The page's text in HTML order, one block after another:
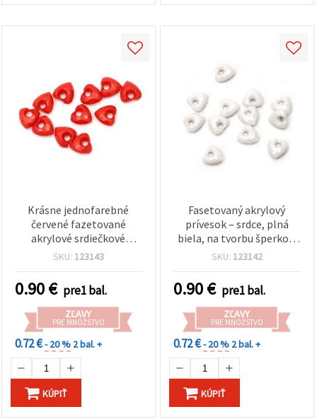
Krásne jednofarebné
červené fazetované
akrylové srdiečkové
prívesky, 13×13×7 mm,
ks), ideálne na
romantické náramky a
kreatívnu bižutériu
SKU: 123143
0.90€ pre1 bal.
ZĽAVY
PRE MNOŽSTVO
0.72 €- 20 % 2 bal. +
KÚPIŤ
Fasetovaný akrylový
prívesok – srdce, plná
biela, na tvorbu šperkov,
13x13x7 mm, prievlak 4
SKU: 123142
0.90€ pre1 bal.
ZĽAVY
PRE MNOŽSTVO
0.72 €- 20 % 2 bal. +
KÚPIŤ